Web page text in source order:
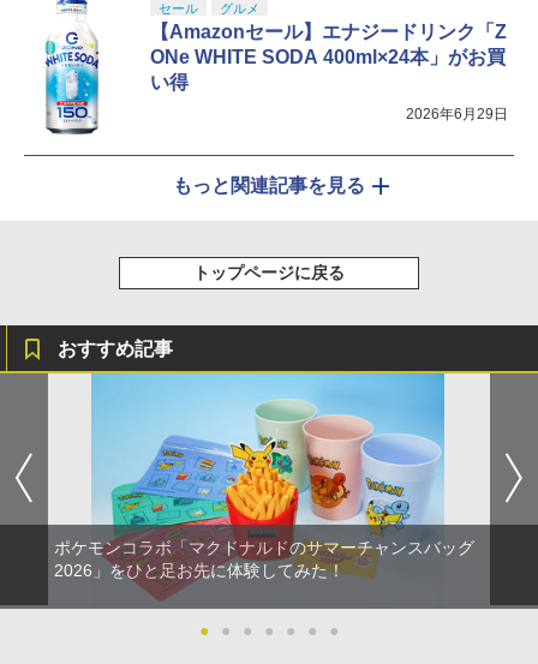
セール グルメ
【Amazonセール】エナジードリンク「Z
ONe WHITE SODA 400ml×24本」がお買
い得
2026年6月29日
もっと関連記事を見る
トップページに戻る
おすすめ記事
ポケモンコラボ「マクドナルドのサマーチャンスバッグ
2026」をひと足お先に体験してみた！
● ● ● ● ● ● ●